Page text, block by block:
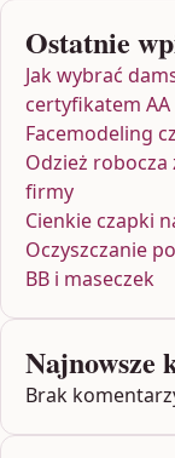
Ostatnie
Jak wybrać
certyfikatem
Facemodeling
Odzież
firmy
Cienkie czapki
Oczyszczanie
BB i maseczek
Najnowsze
Brak